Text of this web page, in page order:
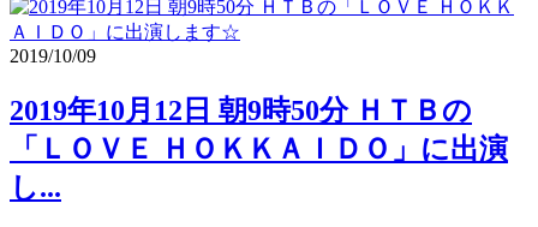
2019/10/09
2019年10月12日 朝9時50分 ＨＴＢの
「ＬＯＶＥ ＨＯＫＫＡＩＤＯ」に出演
し...